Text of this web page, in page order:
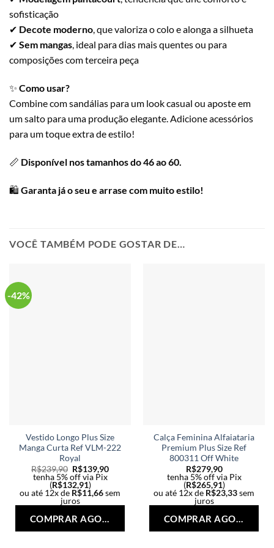
sofisticação
✔ Decote moderno, que valoriza o colo e alonga a silhueta
✔ Sem mangas, ideal para dias mais quentes ou para
composições com terceira peça
✨ Como usar?
Combine com sandálias para um look casual ou aposte em
um salto para uma produção elegante. Adicione acessórios
para um toque extra de estilo!
📏 Disponível nos tamanhos do 46 ao 60.
🛍 Garanta já o seu e arrase com muito estilo!
VOCÊ TAMBÉM PODE GOSTAR DE…
-42%
Vestido Longo Plus Size
Manga Curta Ref VLM-222
Royal
R$239,90 R$139,90
tenha 5% off via Pix
(R$132,91)
ou até 12x de R$11,66sem
juros
Calça Feminina Alfaiataria
Premium Plus Size Ref
800311 Off White
R$279,90
tenha 5% off via Pix
(R$265,91)
ou até 12x de R$23,33sem
juros